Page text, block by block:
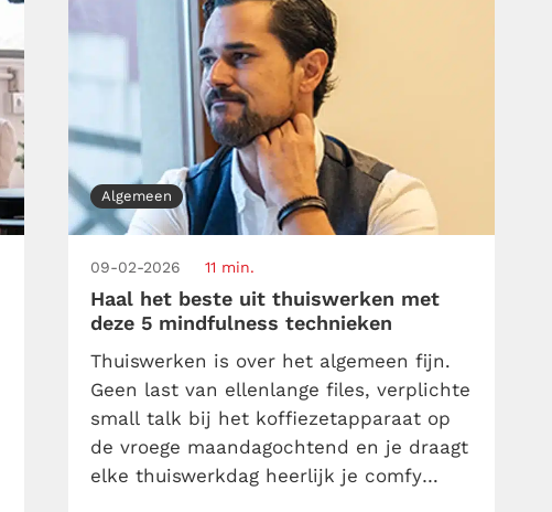
Algemeen
09-02-2026 11 min.
Haal het beste uit thuiswerken met
deze 5 mindfulness technieken
Thuiswerken is over het algemeen fijn.
Geen last van ellenlange files, verplichte
small talk bij het koffiezetapparaat op
de vroege maandagochtend en je draagt
elke thuiswerkdag heerlijk je comfy